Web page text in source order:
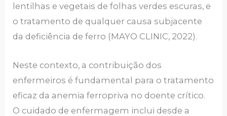
lentilhas e vegetais de folhas verdes escuras, e
o tratamento de qualquer causa subjacente
da deficiência de ferro (MAYO CLINIC, 2022).
Neste contexto, a contribuição dos
enfermeiros é fundamental para o tratamento
eficaz da anemia ferropriva no doente crítico.
O cuidado de enfermagem inclui desde a